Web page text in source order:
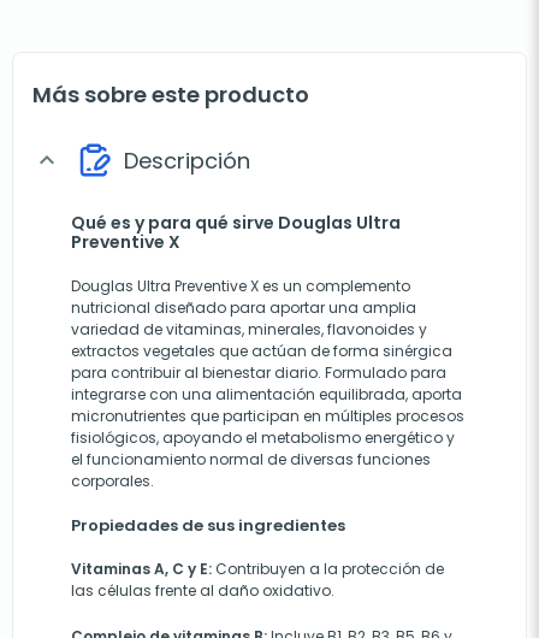
Más sobre este producto
expand_more Descripción
Qué es y para qué sirve Douglas Ultra
Preventive X
Douglas Ultra Preventive X es un complemento
nutricional diseñado para aportar una amplia
variedad de vitaminas, minerales, flavonoides y
extractos vegetales que actúan de forma sinérgica
para contribuir al bienestar diario. Formulado para
integrarse con una alimentación equilibrada, aporta
micronutrientes que participan en múltiples procesos
fisiológicos, apoyando el metabolismo energético y
el funcionamiento normal de diversas funciones
corporales.
Propiedades de sus ingredientes
Vitaminas A, C y E: Contribuyen a la protección de
las células frente al daño oxidativo.